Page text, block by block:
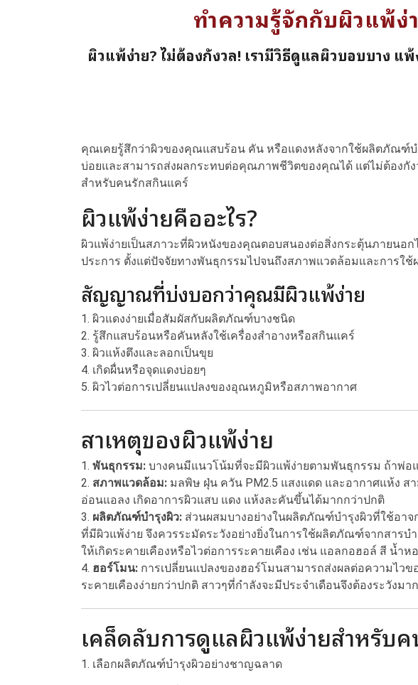
ทำความรู้จักกับผิวแพ้
ผิวแพ้ง่าย? ไม่ต้องกังวล! เรามีวิธีดูแลผิวบอบบาง แ
คุณเคยรู้สึกว่าผิวของคุณแสบร้อน คัน หรือแดงหลังจากใช้ผลิตภัณฑ์
บ่อยและสามารถส่งผลกระทบต่อคุณภาพชีวิตของคุณได้ แต่ไม่ต้องกั
สำหรับคนรักสกินแคร์
ผิวแพ้ง่ายคืออะไร?
ผิวแพ้ง่ายเป็นสภาวะที่ผิวหนังของคุณตอบสนองต่อสิ่งกระตุ้นภายนอก
ประการ ตั้งแต่ปัจจัยทางพันธุกรรมไปจนถึงสภาพแวดล้อมและการใ
สัญญาณที่บ่งบอกว่าคุณมีผิวแพ้ง่าย
1. ผิวแดงง่ายเมื่อสัมผัสกับผลิตภัณฑ์บางชนิด
2. รู้สึกแสบร้อนหรือคันหลังใช้เครื่องสำอางหรือสกินแคร์
3. ผิวแห้งตึงและลอกเป็นขุย
4. เกิดผื่นหรือจุดแดงบ่อยๆ
5. ผิวไวต่อการเปลี่ยนแปลงของอุณหภูมิหรือสภาพอากาศ
สาเหตุของผิวแพ้ง่าย
1. พันธุกรรม: บางคนมีแนวโน้มที่จะมีผิวแพ้ง่ายตามพันธุกรรม ถ้าพ่อ
2. สภาพแวดล้อม: มลพิษ ฝุ่น ควัน PM2.5 แสงแดด และอากาศแห้ง ส
อ่อนแอลง เกิดอาการผิวแสบ แดง แห้งละคันขึ้นได้มากกว่าปกติ
3. ผลิตภัณฑ์บำรุงผิว: ส่วนผสมบางอย่างในผลิตภัณฑ์บำรุงผิวที่ใช้อาจ
ที่มีผิวแพ้ง่าย จึงควรระมัดระวังอย่างยิ่งในการใช้ผลิตภัณฑ์จากสาร
ให้เกิดระคายเคืองหรือไวต่อการระคายเคือง เช่น แอลกอฮอล์ สี น้ำห
4. ฮอร์โมน: การเปลี่ยนแปลงของฮอร์โมนสามารถส่งผลต่อความไว
ระคายเคืองง่ายกว่าปกติ สาวๆที่กำลังจะมีประจำเดือนจึงต้องระวัง
เคล็ดลับการดูแลผิวแพ้ง่ายสำหรับ
1. เลือกผลิตภัณฑ์บำรุงผิวอย่างชาญฉลาด